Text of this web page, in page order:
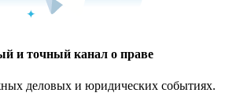
и точный канал о праве
деловых и юридических событиях.